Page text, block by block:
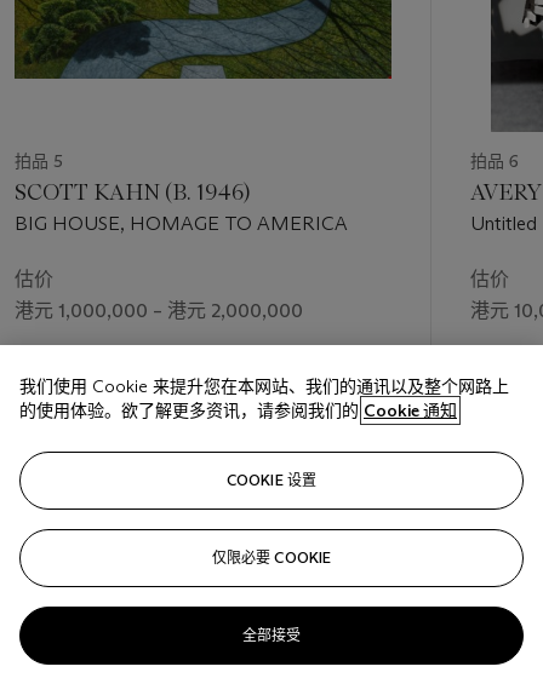
拍品 5
SCOTT KAHN (B. 1946)
BIG HOUSE, HOMAGE TO AMERICA
估价
港元 1,000,000 – 港元 2,000,000
港元 11,250,000
拍品 6
Untitled
估价
港元
港元
下
我们使用 Cookie 来提升您在本网站、我们的通讯以及整个网路上
的使用体验。欲了解更多资讯，请参阅我们的 Cookie 通知
COOKIE 设置
仅限必要 COOKIE
全部接受